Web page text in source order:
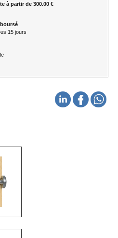
à partir de 300.00 €
15 jours